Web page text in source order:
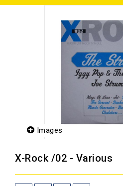
Images
X-Rock /02 - Various